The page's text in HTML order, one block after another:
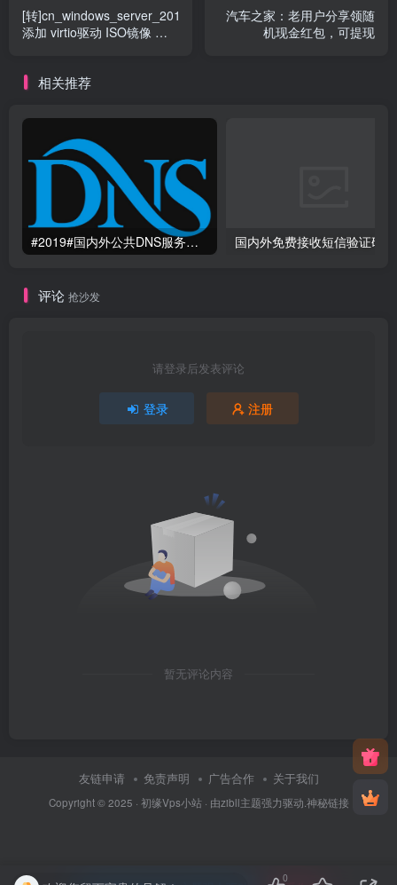
[转]cn_windows_server_2019
添加 virtio驱动 ISO镜像 支
汽车之家：老用户分享领随
机现金红包，可提现
相关推荐
#2019#国内外公共DNS服务整理汇总-更快更安全更稳定本地DNS解析服务
评论 抢沙发
请登录后发表评论
登录 注册
暂无评论内容
友链申请 免责声明 广告合作 关于我们
Copyright © 2025 · 初缘Vps小站· 由zibll主题强力驱动.神秘链接
0